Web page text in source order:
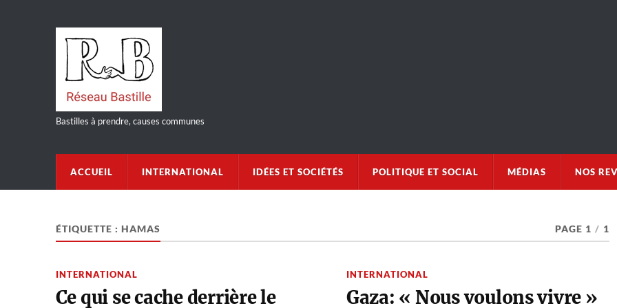
Bastilles à prendre, causes communes
ACCUEIL INTERNATIONAL IDÉES ET SOCIÉTÉS POLITIQUE ET SOCIAL MÉDIAS NOS
ÉTIQUETTE : HAMAS PAGE 1 / 1
INTERNATIONAL
Ce qui se cache derrière le
INTERNATIONAL
Gaza: « Nous voulons vivre »